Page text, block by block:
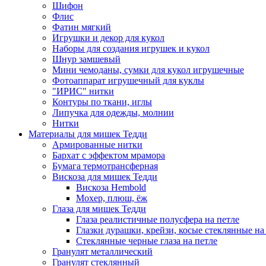
Шифон
Флис
Фатин мягкий
Игрушки и декор для кукол
Наборы для создания игрушек и кукол
Шнур замшевый
Мини чемоданы, сумки для кукол игрушечные
Фотоаппарат игрушечный для куклы
"ИРИС" нитки
Контуры по ткани, иглы
Липучка для одежды, молнии
Нитки
Материалы для мишек Тедди
Армированные нитки
Бархат с эффектом мрамора
Бумага термотрансферная
Вискоза для мишек Тедди
Вискоза Hembold
Мохер, плюш, ёж
Глаза для мишек Тедди
Глаза реалистичные полусфера на петле
Глазки дурашки, крейзи, косые стеклянные на
Стеклянные черные глаза на петле
Гранулят металлический
Гранулят стеклянный